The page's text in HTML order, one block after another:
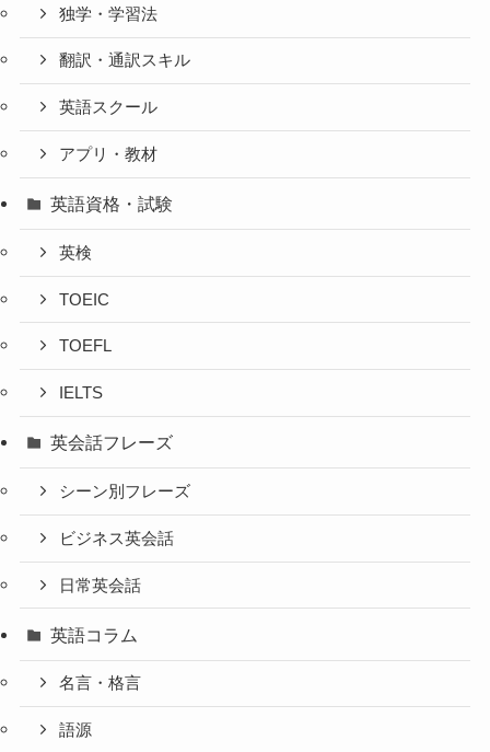
独学・学習法
翻訳・通訳スキル
英語スクール
アプリ・教材
英語資格・試験
英検
TOEIC
TOEFL
IELTS
英会話フレーズ
シーン別フレーズ
ビジネス英会話
日常英会話
英語コラム
名言・格言
語源